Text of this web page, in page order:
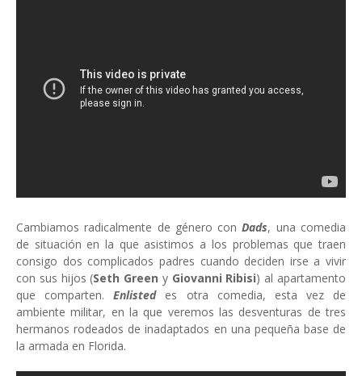
Cambiamos radicalmente de género conDads, una comedia
de situación en la que asistimos a los problemas que traen
consigo dos complicados padres cuando deciden irse a vivir
con sus hijos (Seth Green y Giovanni Ribisi) al apartamento
que comparten.Enlisted es otra comedia, esta vez de
ambiente militar, en la que veremos las desventuras de tres
hermanos rodeados de inadaptados en una pequeña base de
la armada en Florida.